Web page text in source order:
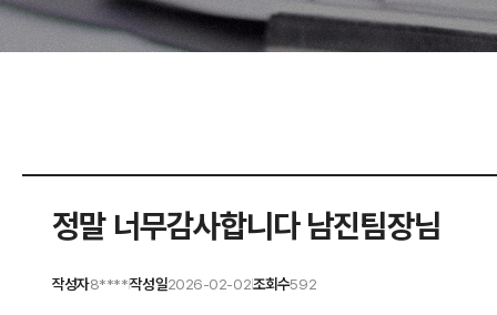
정말 너무감사합니다 남진팀장님
작성자8****|작성일2026-02-02|조회수592